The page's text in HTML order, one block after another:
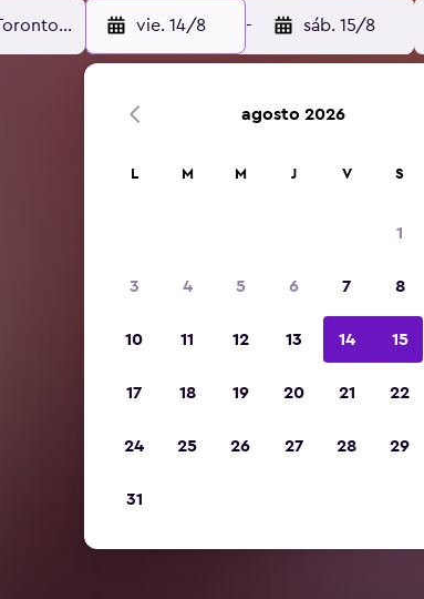
vie. 14/8 - sáb. 15/8
agosto 2026
L M M J V S
1
3 4 5 6 7 8
10 11 12 13 14 15
17 18 19 20 21 22
24 25 26 27 28 29
31